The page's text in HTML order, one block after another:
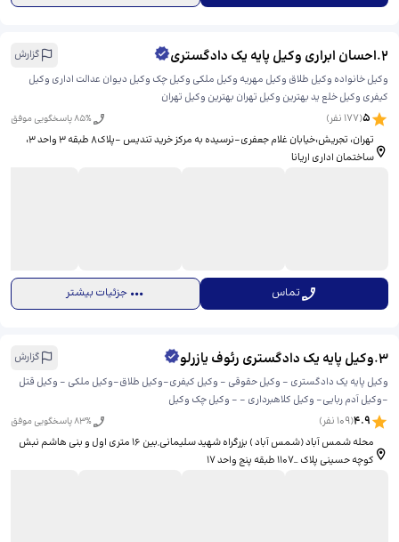
2
.احسان ابراری وکیل پایه یک دادگستری
گزارش
وکیل خانواده وکیل طلاق وکیل مهریه وکیل ملکی وکیل چک وکیل دیوان عدالت اداری وکیل
کیفری وکیل خلع ید بهترین وکیل تهران بهترین وکیل تهران
5
(
177 نفر) 85% پاسخگویی موفق
تهران، تجریش،خیابان غلام جعفری-نرسیده به مرکز خرید تندیس -پلاک۸ طبقه ۳ واحد ۳، ​
ساختمان اداری اریانا
تماس جزئیات بیشتر
3
.وکیل پایه یک دادگستری رئوف یازرلو
گزارش
وکیل پایه یک دادگستری - وکیل حقوقی - وکیل کیفری-وکیل طلاق-وکیل ملکی - وکیل قتل
-وکیل آدم ربایی- وکیل کلاهبرداری - - وکیل چک وکیل
4.9
(
109 نفر) 83% پاسخگویی موفق
محله شمس آباد (شمس آباد ) بزرگراه شهید سلیمانی,بین ١۶ متری اول و بنی هاشم نبش
کوچه حسینی پلاک _١١٠٧ طبقه پنج واحد ١٧